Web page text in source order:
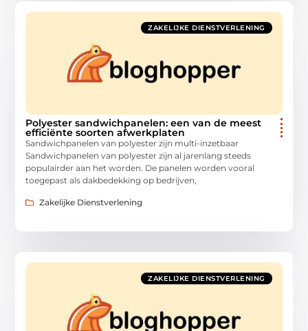
ZAKELIJKE DIENSTVERLENING
Polyester sandwichpanelen: een van de meest
efficiënte soorten afwerkplaten
Sandwichpanelen van polyester zijn multi-inzetbaar
Sandwichpanelen van polyester zijn al jarenlang steeds
populairder aan het worden. De panelen worden vooral
toegepast als dakbedekking op bedrijven,
Zakelijke Dienstverlening
ZAKELIJKE DIENSTVERLENING